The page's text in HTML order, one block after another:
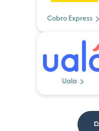
Cobro Express
Uala